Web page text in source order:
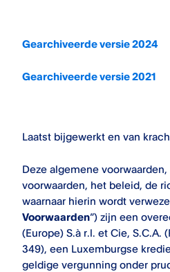
Gearchiveerde versie 2024
Gearchiveerde versie 2021
Laatst bijgewerkt en van
Deze algemene
voorwaarden, het beleid, de
waarnaar hierin wordt
Voorwaarden”) zijn een
(Europe) S.à r.l. et Cie, S.C.A.
349), een Luxemburgse
geldige vergunning onder